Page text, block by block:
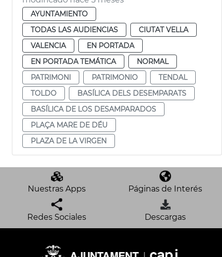
AYUNTAMIENTO
TODAS LAS AUDIENCIAS
CIUTAT VELLA
VALENCIA
EN PORTADA
EN PORTADA TEMÁTICA
NORMAL
PATRIMONI
PATRIMONIO
TENDAL
TOLDO
BASÍLICA DELS DESEMPARATS
BASÍLICA DE LOS DESAMPARADOS
PLAÇA MARE DE DÉU
PLAZA DE LA VIRGEN
Nuestras Apps Páginas de Interés
Redes Sociales Descargas